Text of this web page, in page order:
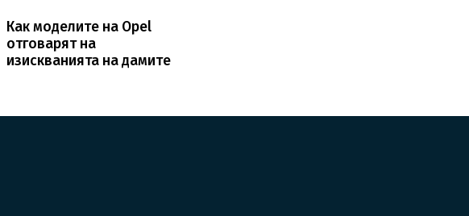
Как моделите на Opel
отговарят на
изискванията на дамите